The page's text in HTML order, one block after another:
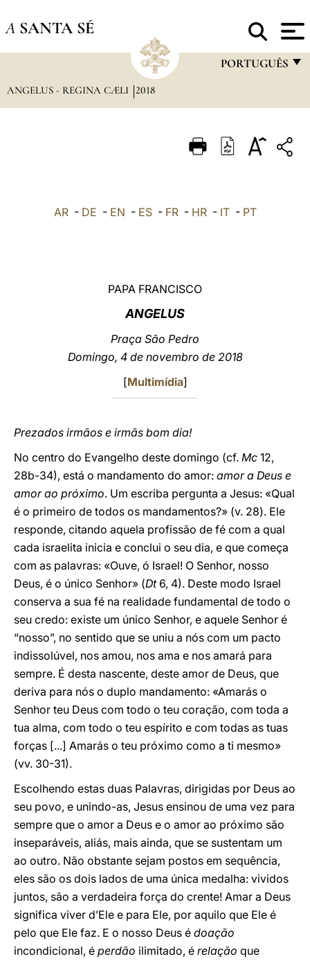
A SANTA SÉ
PORTUGUÊS
ITALIANO
ANGELUS - REGINA CÆLI 2018
AR- DE - EN - ES- FR- HR- IT- PT
PAPA FRANCISCO
ANGELUS
Praça São Pedro
Domingo, 4 de novembro de 2018
[Multimídia]
Prezados irmãos e irmãs bom dia!
No centro do Evangelho deste domingo (cf. Mc 12,
28b-34), está o mandamento do amor: amor a Deus e
amor ao próximo. Um escriba pergunta a Jesus: «Qual
é o primeiro de todos os mandamentos?» (v. 28). Ele
responde, citando aquela profissão de fé com a qual
cada israelita inicia e conclui o seu dia, e que começa
com as palavras: «Ouve, ó Israel! O Senhor, nosso
Deus, é o único Senhor» (Dt6, 4). Deste modo Israel
conserva a sua fé na realidade fundamental de todo o
seu credo: existe um único Senhor, e aquele Senhor é
“nosso”, no sentido que se uniu a nós com um pacto
indissolúvel, nos amou, nos ama e nos amará para
sempre. É desta nascente, deste amor de Deus, que
deriva para nós o duplo mandamento: «Amarás o
Senhor teu Deus com todo o teu coração, com toda a
tua alma, com todo o teu espírito e com todas as tuas
forças [...] Amarás o teu próximo como a ti mesmo»
(vv. 30-31).
Escolhendo estas duas Palavras, dirigidas por Deus ao
seu povo, e unindo-as, Jesus ensinou de uma vez para
sempre que o amor a Deus e o amor ao próximo são
inseparáveis, aliás, mais ainda, que se sustentam um
ao outro. Não obstante sejam postos em sequência,
eles são os dois lados de uma única medalha: vividos
juntos, são a verdadeira força do crente! Amar a Deus
significa viver d’Ele e para Ele, por aquilo que Ele é
pelo que Ele faz. E o nosso Deus é doação
incondicional, é perdão ilimitado, é relação que